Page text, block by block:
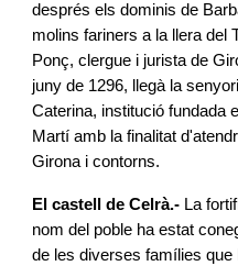
després els dominis de
molins fariners a la llera del
Ponç, clergue i jurista de
juny de 1296, llegà la
Caterina, institució fundada
Martí amb la finalitat
Girona i contorns.
El castell de Celrà.- La
nom del poble ha estat
de les diverses famílies que